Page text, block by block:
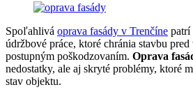
Spoľahlivá oprava fasády v Trenčíne patrí
údržbové práce, ktoré chránia stavbu
postupným poškodzovaním. Oprava
nedostatky, ale aj skryté problémy, ktoré
stav objektu.